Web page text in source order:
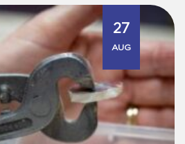
27
AUG